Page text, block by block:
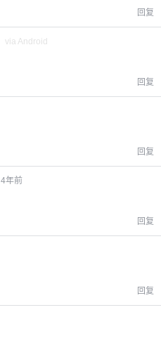
回复
via Android
回复
回复
4年前
回复
回复